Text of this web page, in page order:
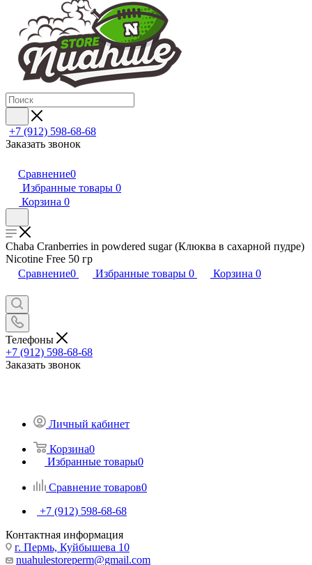
+7 (912) 598-68-68
Заказать звонок
Сравнение0
Избранные товары 0
Корзина 0
Chaba Cranberries in powdered sugar (Клюква в сахарной пудре)
Nicotine Free 50 гр
Сравнение0 Избранные товары 0 Корзина 0
Телефоны
+7 (912) 598-68-68
Заказать звонок
Личный кабинет
Корзина0
Избранные товары0
Сравнение товаров0
+7 (912) 598-68-68
Контактная информация
г. Пермь, Куйбышева 10
nuahulestoreperm@gmail.com